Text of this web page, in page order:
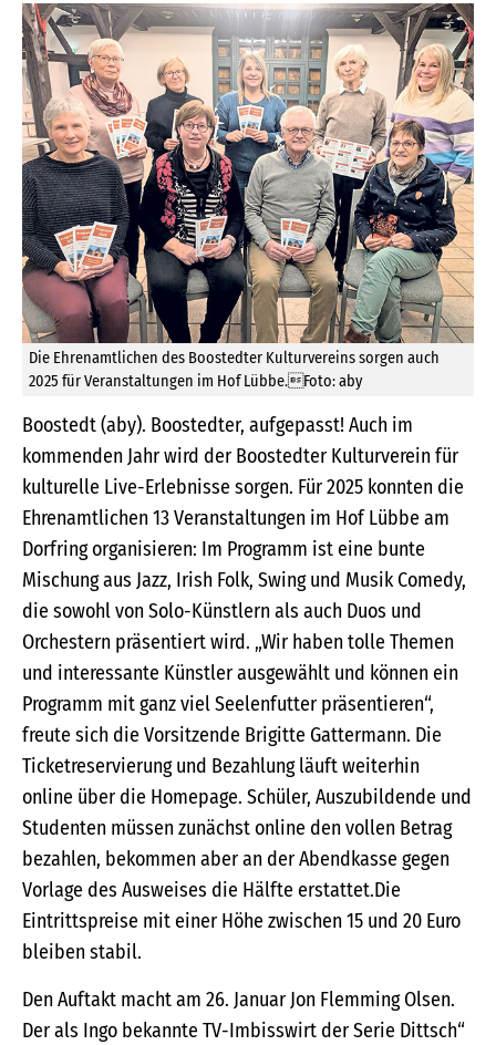
Die Ehrenamtlichen des Boostedter Kulturvereins sorgen auch
2025 für Veranstaltungen im Hof Lübbe.Foto: aby
Boostedt (aby). Boostedter, aufgepasst! Auch im
kommenden Jahr wird der Boostedter Kulturverein für
kulturelle Live-Erlebnisse sorgen. Für 2025 konnten die
Ehrenamtlichen 13 Veranstaltungen im Hof Lübbe am
Dorfring organisieren: Im Programm ist eine bunte
Mischung aus Jazz, Irish Folk, Swing und Musik Comedy,
die sowohl von Solo-Künstlern als auch Duos und
Orchestern präsentiert wird. „Wir haben tolle Themen
und interessante Künstler ausgewählt und können ein
Programm mit ganz viel Seelenfutter präsentieren“,
freute sich die Vorsitzende Brigitte Gattermann. Die
Ticketreservierung und Bezahlung läuft weiterhin
online über die Homepage. Schüler, Auszubildende und
Studenten müssen zunächst online den vollen Betrag
bezahlen, bekommen aber an der Abendkasse gegen
Vorlage des Ausweises die Hälfte erstattet.Die
Eintrittspreise mit einer Höhe zwischen 15 und 20 Euro
bleiben stabil.
Den Auftakt macht am 26. Januar Jon Flemming Olsen.
Der als Ingo bekannte TV-Imbisswirt der Serie Dittsch“